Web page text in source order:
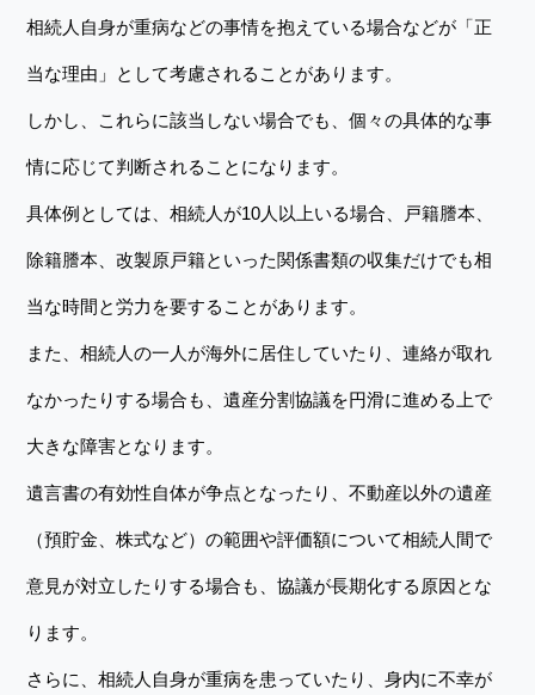
相続人自身が重病などの事情を抱えている場合などが「正
当な理由」として考慮されることがあります。
しかし、これらに該当しない場合でも、個々の具体的な事
情に応じて判断されることになります。
具体例としては、相続人が10人以上いる場合、戸籍謄本、
除籍謄本、改製原戸籍といった関係書類の収集だけでも相
当な時間と労力を要することがあります。
また、相続人の一人が海外に居住していたり、連絡が取れ
なかったりする場合も、遺産分割協議を円滑に進める上で
大きな障害となります。
遺言書の有効性自体が争点となったり、不動産以外の遺産
（預貯金、株式など）の範囲や評価額について相続人間で
意見が対立したりする場合も、協議が長期化する原因とな
ります。
さらに、相続人自身が重病を患っていたり、身内に不幸が